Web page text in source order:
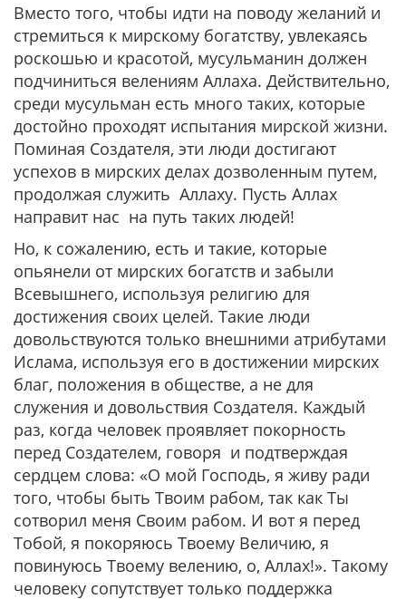
Вместо того, чтобы идти на поводу желаний и
стремиться к мирскому богатству, увлекаясь
роскошью и красотой, мусульманин должен
подчиниться велениям Аллаха. Действительно,
среди мусульман есть много таких, которые
достойно проходят испытания мирской жизни.
Поминая Создателя, эти люди достигают
успехов в мирских делах дозволенным путем,
продолжая служить Аллаху. Пусть Аллах
направит нас на путь таких людей!
Но, к сожалению, есть и такие, которые
опьянели от мирских богатств и забыли
Всевышнего, используя религию для
достижения своих целей. Такие люди
довольствуются только внешними атрибутами
Ислама, используя его в достижении мирских
благ, положения в обществе, а не для
служения и довольствия Создателя. Каждый
раз, когда человек проявляет покорность
перед Создателем, говоря и подтверждая
сердцем слова: «О мой Господь, я живу ради
того, чтобы быть Твоим рабом, так как Ты
сотворил меня Своим рабом. И вот я перед
Тобой, я покоряюсь Твоему Величию, я
повинуюсь Твоему велению, о, Аллах!». Такому
человеку сопутствует только поддержка